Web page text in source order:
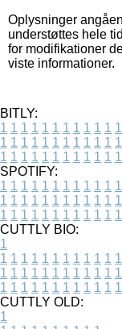
Oplysninger
understøttes hele
for modifikationer
viste informationer.
BITLY:
1 1 1 1 1 1 1 1 1 1 1 1
1 1 1 1 1 1 1 1 1 1 1 1
1 1 1 1 1 1 1 1 1 1 1 1
SPOTIFY:
1 1 1 1 1 1 1 1 1 1 1 1
1 1 1 1 1 1 1 1 1 1 1 1
1 1 1 1 1 1 1 1 1 1 1 1
CUTTLY BIO:
1
1 1 1 1 1 1 1 1 1 1 1 1
1 1 1 1 1 1 1 1 1 1 1 1
1 1 1 1 1 1 1 1 1 1 1 1
CUTTLY OLD:
1